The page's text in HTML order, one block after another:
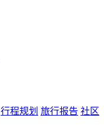
行程规划 旅行报告 社区